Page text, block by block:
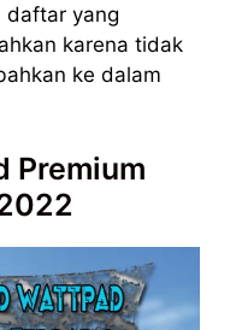
daftar yang
karena tidak
ke dalam
Premium